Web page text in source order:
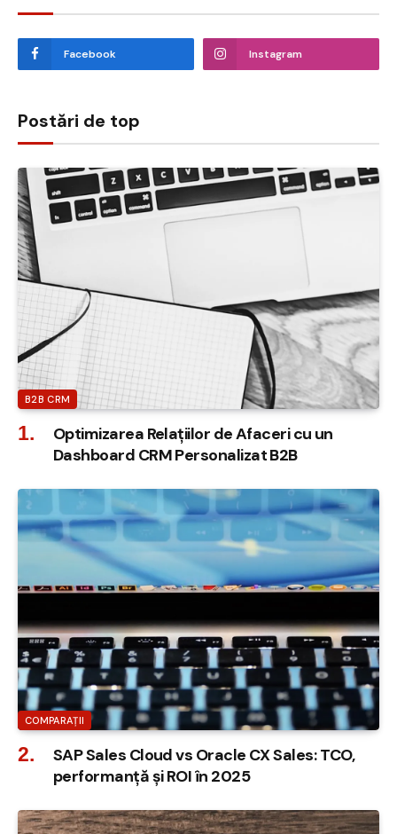
Facebook Instagram
Postări de top
B2B CRM
Optimizarea Relațiilor de Afaceri cu un
Dashboard CRM Personalizat B2B
COMPARAȚII
SAP Sales Cloud vs Oracle CX Sales: TCO,
performanță și ROI în 2025